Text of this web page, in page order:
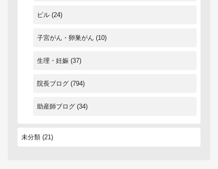
ピル (24)
子宮がん・卵巣がん (10)
生理・妊娠 (37)
院長ブログ (794)
助産師ブログ (34)
未分類 (21)